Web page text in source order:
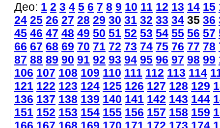
Део: 1 2 3 4 5 6 7 8 9 10 11 12 13 14 15
24 25 26 27 28 29 30 31 32 33 34 35 36
45 46 47 48 49 50 51 52 53 54 55 56 57
66 67 68 69 70 71 72 73 74 75 76 77 78
87 88 89 90 91 92 93 94 95 96 97 98 99
106 107 108 109 110 111 112 113 114
121 122 123 124 125 126 127 128 129
136 137 138 139 140 141 142 143 144
151 152 153 154 155 156 157 158 159